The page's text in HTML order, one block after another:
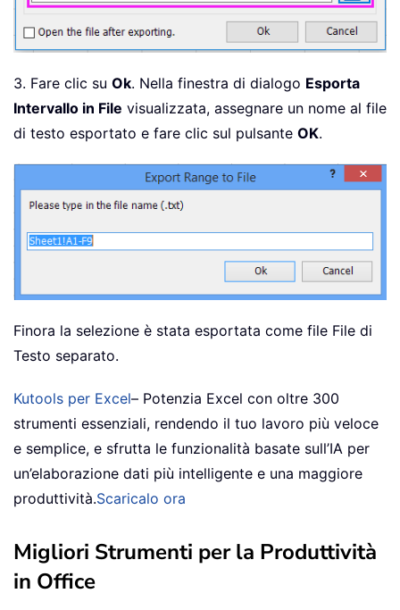
3. Fare clic su Ok. Nella finestra di dialogo Esporta
Intervallo in File visualizzata, assegnare un nome al file
di testo esportato e fare clic sul pulsante OK.
Finora la selezione è stata esportata come file File di
Testo separato.
Kutools per Excel– Potenzia Excel con oltre 300
strumenti essenziali, rendendo il tuo lavoro più veloce
e semplice, e sfrutta le funzionalità basate sull’IA per
un’elaborazione dati più intelligente e una maggiore
produttività.Scaricalo ora
Migliori Strumenti per la Produttività
in Office